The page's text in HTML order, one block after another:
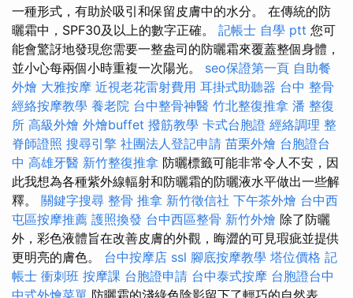
一種形式，有助於吸引和保留皮膚中的水分。 在傳統的防
曬霜中，SPF30及以上的數字正確。 記帳士 自學 ptt 您可
能會驚訝地發現您需要一整盎司的防曬霜來覆蓋整個身體，
並小心每兩個小時重複一次陽光。 seo保證第一頁 自助餐
外燴 大雅按摩 近視老花雷射費用 耳掛式助聽器 台中 整骨
經絡按摩教學 養老院 台中整骨神醫 竹北整復推拿 潘 整復
所 高級外燴 外燴buffet 撥筋教學 卡式台胞證 經絡調理 整
脊師證照 搜尋引擎 社團法人登記申請 苗栗外燴 台胞證台
中 高雄牙醫 新竹整復推拿 防曬標籤可能非常令人不安，因
此我想為各種紫外線輻射和防曬霜的防曬液水平做出一些解
釋。 關鍵字搜尋 整骨 推拿 新竹徵信社 下午茶外燴 台中西
屯區按摩推薦 護照換發 台中西區整骨 新竹外燴 除了防曬
外，彩色液體旨在改善皮膚的外觀，晦澀的可見瑕疵並提供
更明亮的膚色。 台中按摩店 ssl 腳底按摩教學 塔位價格 記
帳士 衝刺班 按摩課 台胞證申請 台中泰式按摩 台胞證台中
中式外燴菜單 防曬霜的淺綠色陰影留下了輕巧的自然表